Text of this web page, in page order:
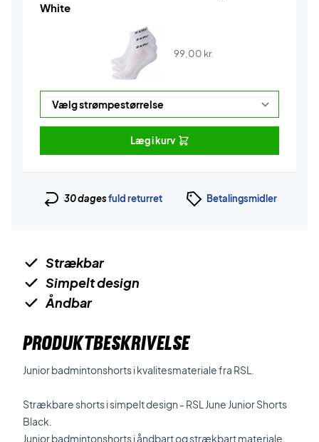
White
99,00 kr.
Læg i kurv
30 dagesfuld returret Betalingsmidler
Strækbar
Simpelt design
Åndbar
PRODUKTBESKRIVELSE
Junior badmintonshorts i kvalitesmateriale fra RSL.
Strækbare shorts i simpelt design - RSL June Junior Shorts
Black.
Junior badmintonshorts i åndbart og strækbart materiale.